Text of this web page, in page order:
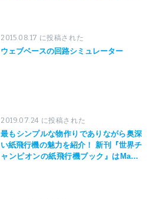
2015.08.17 に投稿された
ウェブベースの回路シミュレーター
2019.07.24 に投稿された
最もシンプルな物作りでありながら奥深
い紙飛行機の魅力を紹介！ 新刊『世界チ
ャンピオンの紙飛行機ブック』はMaker